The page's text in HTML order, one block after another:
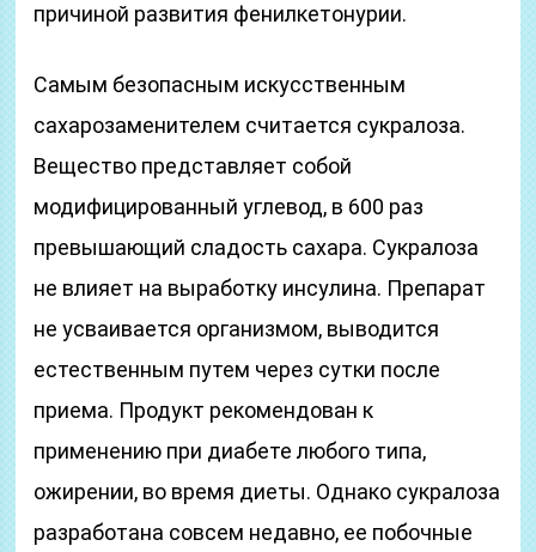
причиной развития фенилкетонурии.
Самым безопасным искусственным
сахарозаменителем считается сукралоза.
Вещество представляет собой
модифицированный углевод, в 600 раз
превышающий сладость сахара. Сукралоза
не влияет на выработку инсулина. Препарат
не усваивается организмом, выводится
естественным путем через сутки после
приема. Продукт рекомендован к
применению при диабете любого типа,
ожирении, во время диеты. Однако сукралоза
разработана совсем недавно, ее побочные